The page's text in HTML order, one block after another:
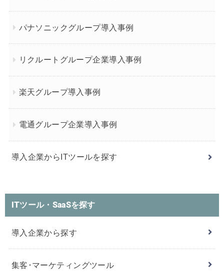
パナソニックグループ導入事例
リクルートグループ企業導入事例
楽天グループ導入事例
電通グループ企業導入事例
導入企業からITツールを探す
ITツール・SaaSを探す
導入企業から探す
集客･マーケティングツール